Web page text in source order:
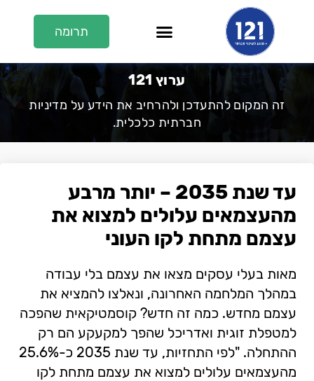
תרומה
ערוץ 121
זה המקום להתעדכן ולהרחיב את הידע על מדיניות
חברתית כלכלית.
עד שנת 2035 – יותר מרבע
מהעצמאים עלולים למצוא את
עצמם מתחת לקו העוני
מאות בעלי עסקים מצאו את עצמם בלי עבודה
במהלך המלחמה האחרונה, ונאלצו להמציא את
עצמם מחדש. כמה זה חדש? קוסמטיקאית שהפכה
למטפלת זוגית ואדריכל שהפך למקעקע הם רק
ההתחלה. "לפי התחזיות, עד שנת 2035 כ-25.6%
מהעצמאים עלולים למצוא את עצמם מתחת לקו